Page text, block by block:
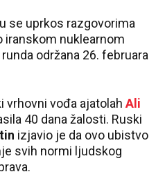
se uprkos razgovorima
iranskom nuklearnom
održana 26. februara
vrhovni vođa ajatolah Ali
40 dana žalosti. Ruski
izjavio je da ovo ubistvo
svih normi ljudskog